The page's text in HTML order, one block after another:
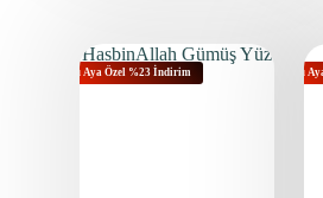
Bu Aya Özel %23 İndirim Bu